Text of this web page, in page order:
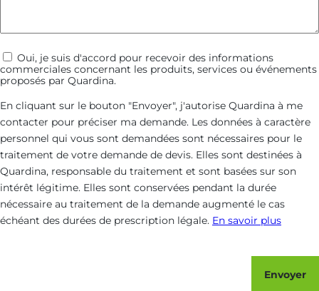
Communications
commerciales
Oui, je suis d'accord pour recevoir des informations
commerciales concernant les produits, services ou événements
proposés par Quardina.
En cliquant sur le bouton "Envoyer", j'autorise Quardina à me
contacter pour préciser ma demande. Les données à caractère
personnel qui vous sont demandées sont nécessaires pour le
traitement de votre demande de devis. Elles sont destinées à
Quardina, responsable du traitement et sont basées sur son
intérêt légitime. Elles sont conservées pendant la durée
nécessaire au traitement de la demande augmenté le cas
échéant des durées de prescription légale. En savoir plus
Envoyer